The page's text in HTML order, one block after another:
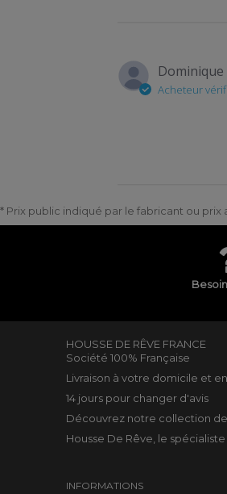
Dominique
Acheteur
* Prix public indiqué par le fabricant ou prix
HOUSSE DE RÊVE FRANCE
Société 100% Française
Livraison à votre domicile et
14 jours pour changer d'avis
Découvrez notre collection de
Housse De Rêve, le
INFORMATIONS